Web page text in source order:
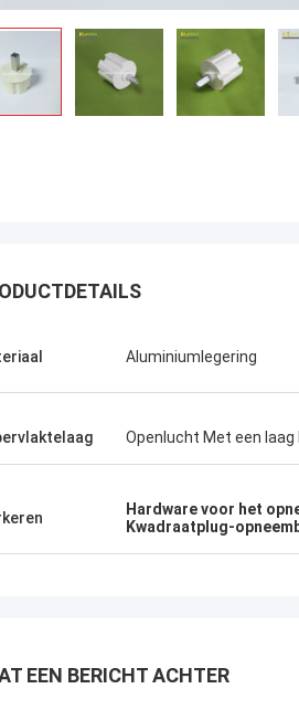
Aluminiumlegering
Openlucht Met een
Hardware voor het
Kwadraatplug-
EEN BERICHT ACHTER